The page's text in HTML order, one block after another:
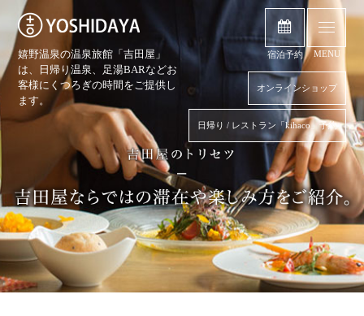
嬉野温泉の温泉旅館「吉田屋」
は、日帰り温泉、 足湯BARなどお
客様にくつろぎの時間をご提供し
ます。
オンラインショップ
日帰り / レストラン「kihaco」予約
宿泊予約 MENU